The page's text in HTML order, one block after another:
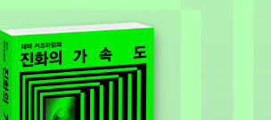
는지를 살펴보기 위해 쌍둥이를 모델로 한 연
운 결과가 계속 나오고 있다고 해요 일란성
니즘 과 이란성 쌍둥이가 태어나는 메커니즘
해서 조금 더 쉽게이해할 수 있었어요.평소에
어떤 생물종이 가지고 있는 한 세트의 전 염기
)이 바로 '게놈' 이래요.사람의 게놈은 30억 쌍
는데요..이는 750M CD한 장에 해당되는 양
하거나 못함, 성격등은 유전에 의해서 결정되